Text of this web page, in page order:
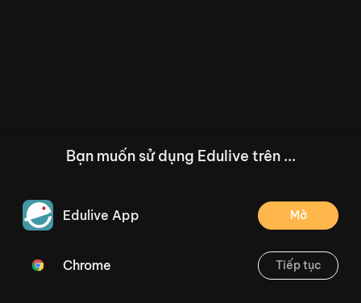
/--
Thoát
Bạn muốn sử dụng Edulive trên ...
Edulive App Mở
Chrome Tiếp tục